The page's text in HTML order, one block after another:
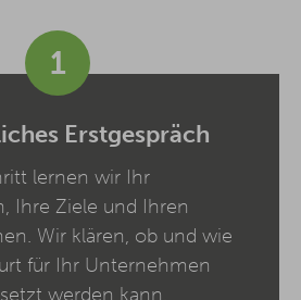
1
Erstgespräch
lernen wir Ihr
Ihre Ziele und Ihren
Wir klären, ob und wie
für Ihr Unternehmen
werden kann.